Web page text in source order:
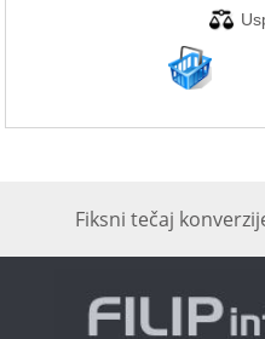
Fiksni tečaj